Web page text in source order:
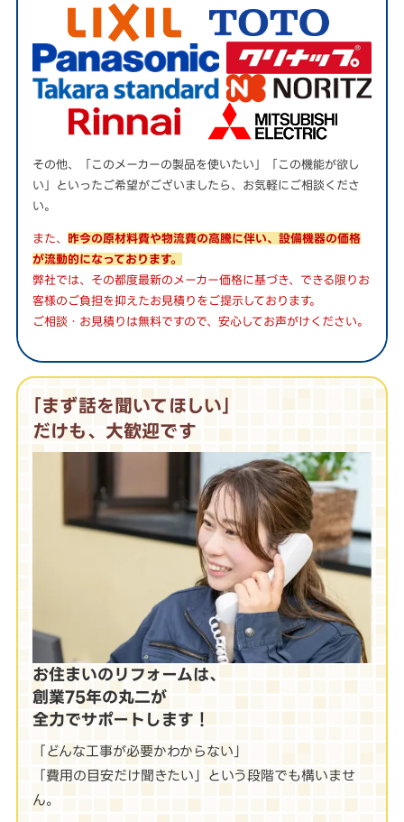
その他、「このメーカーの製品を使いたい」「この機能が欲し
い」といったご希望がございましたら、お気軽にご相談くださ
い。
また、 昨今の原材料費や物流費の高騰に伴い、設備機器の価格
が流動的になっております。
弊社では、その都度最新のメーカー価格に基づき、できる限りお
客様のご負担を抑えたお見積りをご提示しております。
ご相談・お見積りは無料ですので、安心してお声がけください。
｢まず話を聞いてほしい｣
だけも、大歓迎です
お住まいのリフォームは、
創業75年の丸二が
全力でサポートします！
「どんな工事が必要かわからない」
「費用の目安だけ聞きたい」という段階でも構いませ
ん。